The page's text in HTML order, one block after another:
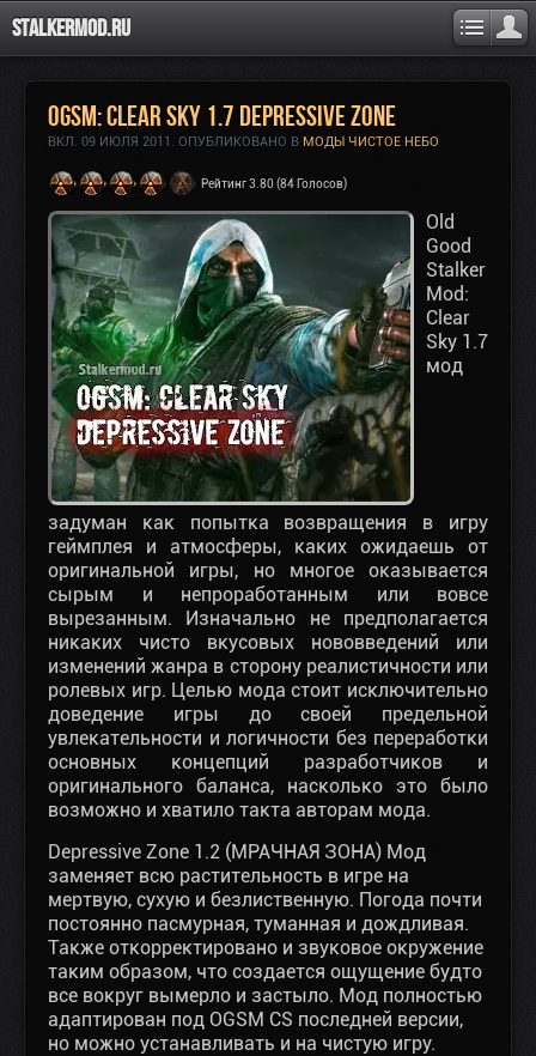
Stalkermod.ru
OGSM: Clear Sky 1.7 Depressive Zone
ВКЛ. 09 ИЮЛЯ 2011 . ОПУБЛИКОВАНО В МОДЫ ЧИСТОЕ НЕБО
Рейтинг 3.80 (84 Голосов)
Old
Good
Stalker
Mod:
Clear
Sky 1.7
мод
задуман как попытка возвращения в игру
геймплея и атмосферы, каких ожидаешь от
оригинальной игры, но многое оказывается
сырым и непроработанным или вовсе
вырезанным. Изначально не предполагается
никаких чисто вкусовых нововведений или
изменений жанра в сторону реалистичности или
ролевых игр. Целью мода стоит исключительно
доведение игры до своей предельной
увлекательности и логичности без переработки
основных концепций разработчиков и
оригинального баланса, насколько это было
возможно и хватило такта авторам мода.
Depressive Zone 1.2 (МРАЧНАЯ ЗОНА) Мод
заменяет всю растительность в игре на
мертвую, сухую и безлиственную. Погода почти
постоянно пасмурная, туманная и дождливая.
Также откорректировано и звуковое окружение
таким образом, что создается ощущение будто
все вокруг вымерло и застыло. Мод полностью
адаптирован под OGSM CS последней версии,
но можно устанавливать и на чистую игру.